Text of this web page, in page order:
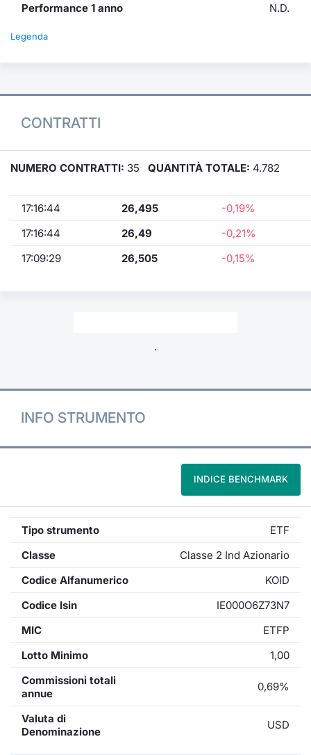
Performance 1 anno N.D.
Legenda
CONTRATTI
NUMERO CONTRATTI: 35 QUANTITÀ TOTALE: 4.782
17:16:44 26,495
-0,19%
17:16:44
26,49
-0,21%
17:09:29
26,505 -0,15%
.
INFO STRUMENTO
INDICE BENCHMARK
Tipo strumento
ETF
Classe
Classe 2 Ind Azionario
Codice Alfanumerico
KOID
Codice Isin
IE000O6Z73N7
MIC
ETFP
Lotto Minimo
1,00
Commissioni totali
annue
0,69%
Valuta di
Denominazione
USD